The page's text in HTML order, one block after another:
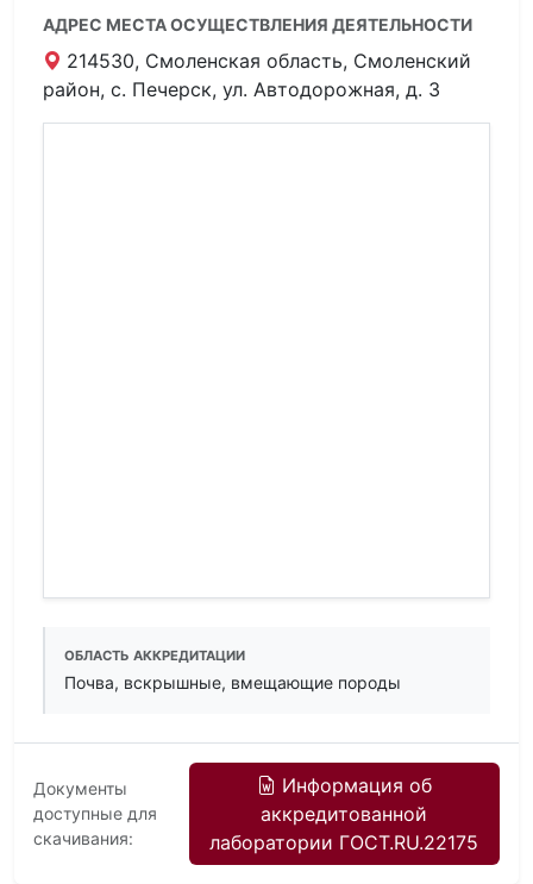
АДРЕС МЕСТА ОСУЩЕСТВЛЕНИЯ ДЕЯТЕЛЬНОСТИ
214530, Смоленская область, Смоленский
район, с. Печерск, ул. Автодорожная, д. 3
ОБЛАСТЬ АККРЕДИТАЦИИ
Почва, вскрышные, вмещающие породы
Документы
доступные для
скачивания:
Информация об
аккредитованной
лаборатории ГОСТ.RU.22175